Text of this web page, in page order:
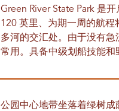
Green River State Park 是
120 英里、为期一周的航
多河的交汇处。由于没有
常用。具备中级划船技能和
公园中心地带坐落着绿树